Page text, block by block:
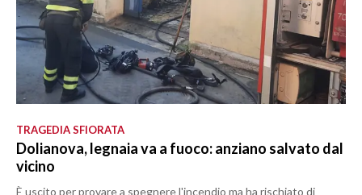
TRAGEDIA SFIORATA
Dolianova, legnaia va a fuoco: anziano salvato dal
vicino
È uscito per provare a spegnere l'incendio ma ha rischiato di